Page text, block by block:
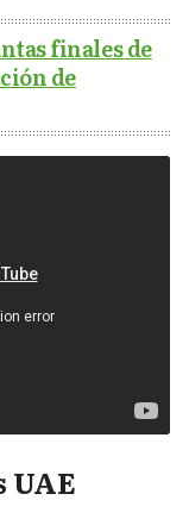
finales de
de
UAE